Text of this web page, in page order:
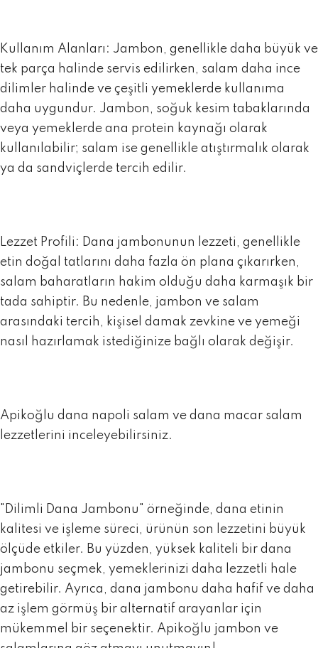
Kullanım Alanları: Jambon, genellikle daha büyük ve
tek parça halinde servis edilirken, salam daha ince
dilimler halinde ve çeşitli yemeklerde kullanıma
daha uygundur. Jambon, soğuk kesim tabaklarında
veya yemeklerde ana protein kaynağı olarak
kullanılabilir; salam ise genellikle atıştırmalık olarak
ya da sandviçlerde tercih edilir.
Lezzet Profili: Dana jambonunun lezzeti, genellikle
etin doğal tatlarını daha fazla ön plana çıkarırken,
salam baharatların hakim olduğu daha karmaşık bir
tada sahiptir. Bu nedenle, jambon ve salam
arasındaki tercih, kişisel damak zevkine ve yemeği
nasıl hazırlamak istediğinize bağlı olarak değişir.
Apikoğlu dana napoli salam ve dana macar salam
lezzetlerini inceleyebilirsiniz.
"Dilimli Dana Jambonu" örneğinde, dana etinin
kalitesi ve işleme süreci, ürünün son lezzetini büyük
ölçüde etkiler. Bu yüzden, yüksek kaliteli bir dana
jambonu seçmek, yemeklerinizi daha lezzetli hale
getirebilir. Ayrıca, dana jambonu daha hafif ve daha
az işlem görmüş bir alternatif arayanlar için
mükemmel bir seçenektir. Apikoğlu jambon ve